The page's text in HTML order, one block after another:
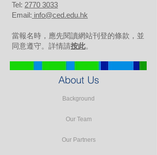
Tel: 2770 3033
Email: info@ced.edu.hk
當報名時，應先閱讀網站刊登的條款，並
同意遵守。詳情請按此。
About Us
Background
Our Team
Our Partners